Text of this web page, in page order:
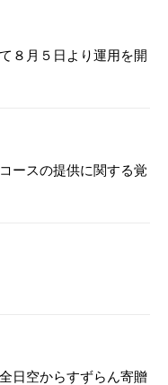
８月５日より運用を開
ースの提供に関する覚
日空からすずらん寄贈